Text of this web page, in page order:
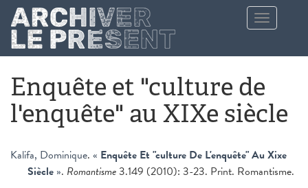
Aller au contenu principal
Toggle
navigation
Enquête et "culture de
l'enquête" au XIXe siècle
Kalifa, Dominique. « Enquête Et "culture De L'enquête" Au Xixe
Siècle ». Romantisme3.149 (2010): 3-23. Print. Romantisme.